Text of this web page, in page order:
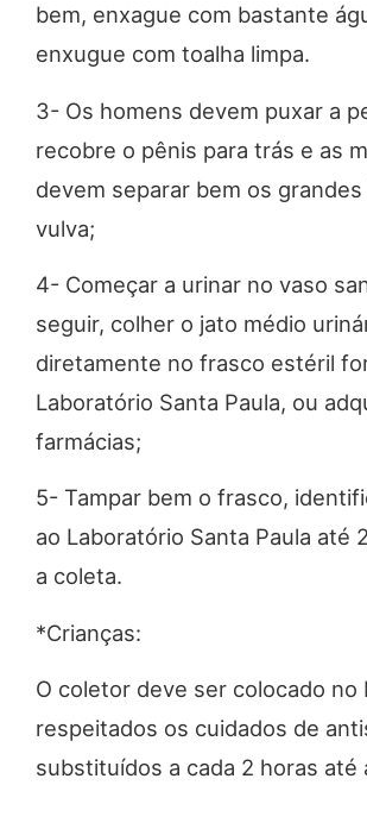
bem, enxague com bastante
enxugue com toalha limpa.
3- Os homens devem puxar a
recobre o pênis para trás e as
devem separar bem os grandes
vulva;
4- Começar a urinar no vaso
seguir, colher o jato médio
diretamente no frasco estéril
Laboratório Santa Paula, ou
farmácias;
5- Tampar bem o frasco,
ao Laboratório Santa Paula até
a coleta.
*Crianças:
O coletor deve ser colocado no
respeitados os cuidados de
substituídos a cada 2 horas até